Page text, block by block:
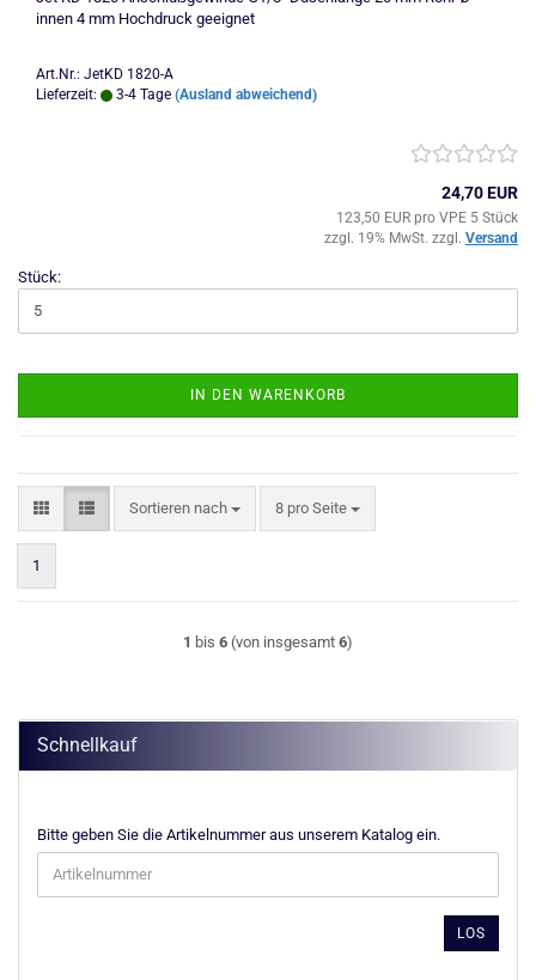
innen 4 mm Hochdruck geeignet
Art.Nr.: JetKD 1820-A
Lieferzeit:
3-4 Tage (Ausland abweichend)
24,70 EUR
123,50 EUR pro VPE 5 Stück
zzgl. 19% MwSt. zzgl. Versand
Stück:
IN DEN WARENKORB
Sortieren nach
Sortieren nach 8 pro Seite
pro Seite
1
1 bis 6 (von insgesamt 6)
Schnellkauf
BITTE
GEBEN
SIE
DIE
Bitte geben Sie die Artikelnummer aus unserem Katalog ein.
LOS